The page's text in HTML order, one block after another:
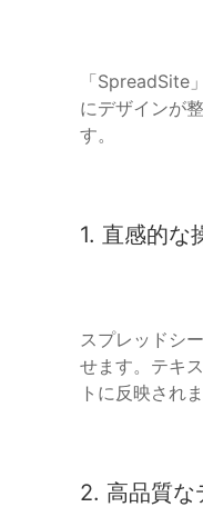
「SpreadSite
にデザインが
す。
1. 直感的な
スプレッドシ
せます。テキ
トに反映されま
2. 高品質な